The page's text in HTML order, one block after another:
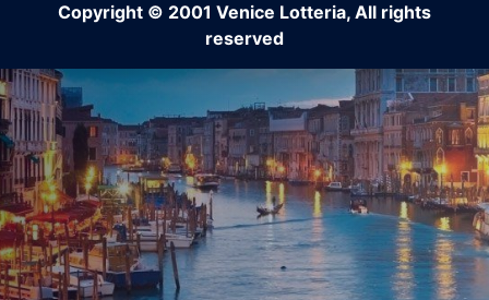
Copyright © 2001 Venice Lotteria, All rights
reserved